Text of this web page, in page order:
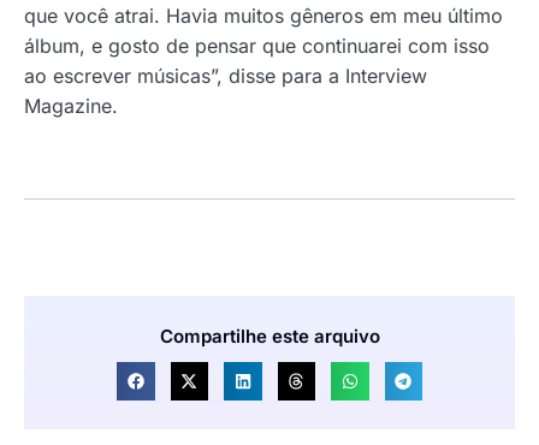
que você atrai. Havia muitos gêneros em meu último
álbum, e gosto de pensar que continuarei com isso
ao escrever músicas”, disse para a Interview
Magazine.
Compartilhe este arquivo